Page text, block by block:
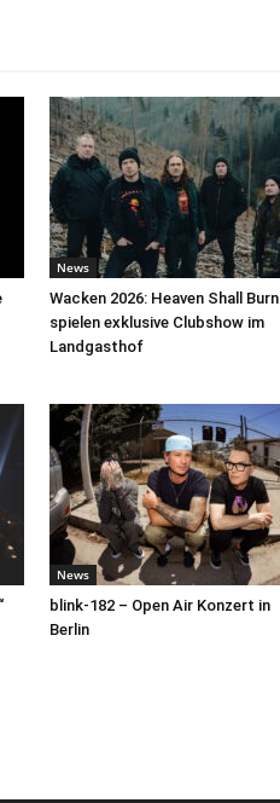
News
Wacken 2026: Heaven Shall Burn
spielen exklusive Clubshow im
Landgasthof
News
blink-182 – Open Air Konzert in
Berlin